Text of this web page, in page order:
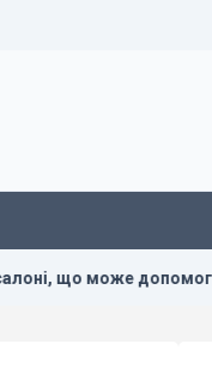
може допомогти